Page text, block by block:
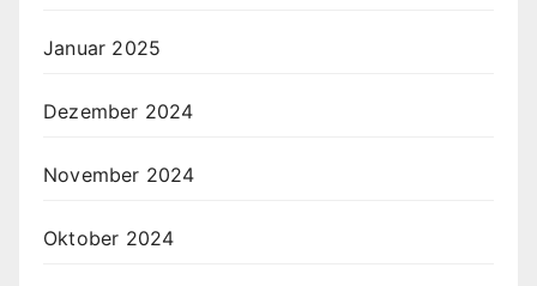
Januar 2025
Dezember 2024
November 2024
Oktober 2024